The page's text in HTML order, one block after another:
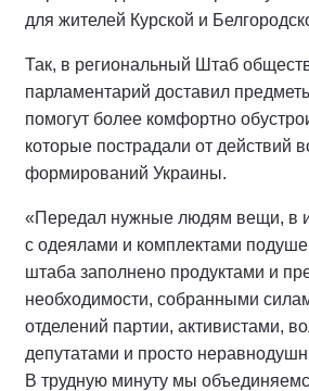
для жителей Курской и
Так, в региональный Штаб
парламентарий доставил
помогут более комфортно
которые пострадали от действий
формирований Украины.
«Передал нужные людям вещи, в
с одеялами и комплектами
штаба заполнено продуктами и
необходимости, собранными
отделений партии, активистами,
депутатами и просто
В трудную минуту мы